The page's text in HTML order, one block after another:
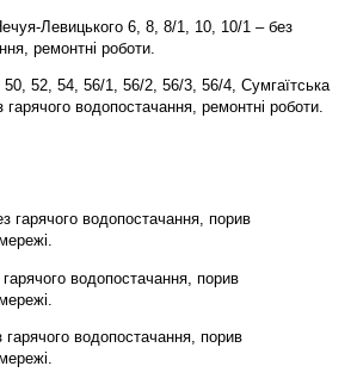
Левицького 6, 8, 8/1, 10, 10/1 – без
ремонтні роботи.
52, 54, 56/1, 56/2, 56/3, 56/4, Сумгаїтська
водопостачання, ремонтні роботи.
гарячого водопостачання, порив
водопостачання, порив
водопостачання, порив